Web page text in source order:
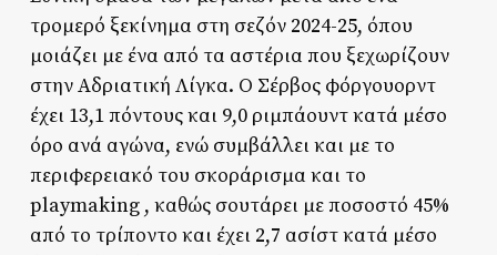
τρομερό ξεκίνημα στη σεζόν 2024-25, όπου
μοιάζει με ένα από τα αστέρια που ξεχωρίζουν
στην Αδριατική Λίγκα. Ο Σέρβος φόργουορντ
έχει 13,1 πόντους και 9,0 ριμπάουντ κατά μέσο
όρο ανά αγώνα, ενώ συμβάλλει και με το
περιφερειακό του σκοράρισμα και το
playmaking , καθώς σουτάρει με ποσοστό 45%
από το τρίποντο και έχει 2,7 ασίστ κατά μέσο